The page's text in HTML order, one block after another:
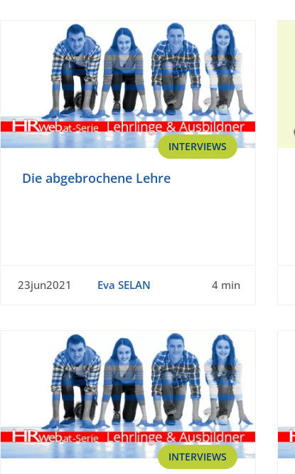
INTERVIEWS
Die abgebrochene Lehre
23jun2021 Eva SELAN 4 min
INTERVIEWS